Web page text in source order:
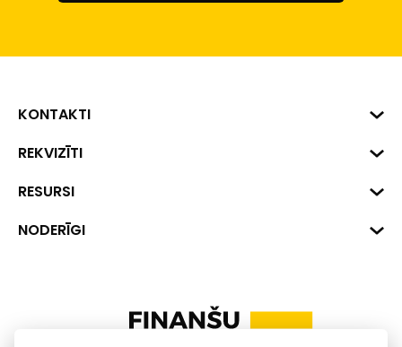
KONTAKTI
Biznesa centrs "VERDE" Roberta
1045
+371 287 18175
REKVIZĪTI
Reģ. Nr. 40008002175
Banka: SEB Banka
RESURSI
Dati
Uzņēmumu kredītspējas kalkulators
NODERĪGI